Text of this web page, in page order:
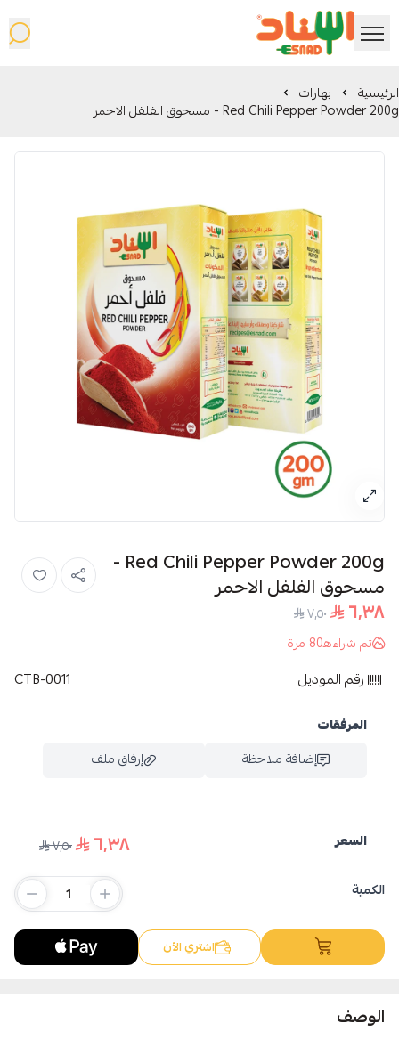
شركة اسناد المحدودة
الرئيسية بهارات
Red Chili Pepper Powder 200g - مسحوق الفلفل الاحمر
Red Chili Pepper Powder 200g -
مسحوق الفلفل الاحمر
٦٫٣٨ ٧٫٥٠
تم شراءه80 مرة
رقم الموديل CTB-0011
المرفقات
إضافة ملاحظة
إرفاق ملف
اسحب و افلت الملف هنا
السعر ٦٫٣٨ ٧٫٥٠
الكمية
اشتري الآن
الوصف